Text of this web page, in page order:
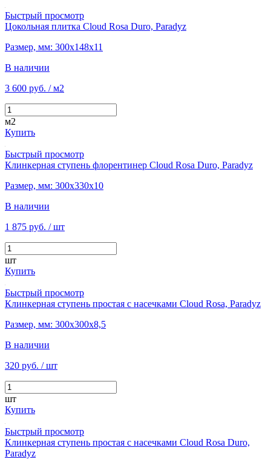
Быстрый просмотр
Цокольная плитка Cloud Rosa Duro, Paradyz
Размер, мм: 300х148х11
В наличии
3 600 руб. / м2
м2
Купить
Быстрый просмотр
Клинкерная ступень флорентинер Cloud Rosa Duro, Paradyz
Размер, мм: 300х330х10
В наличии
1 875 руб. / шт
шт
Купить
Быстрый просмотр
Клинкерная ступень простая с насечками Cloud Rosa, Paradyz
Размер, мм: 300х300х8,5
В наличии
320 руб. / шт
шт
Купить
Быстрый просмотр
Клинкерная ступень простая с насечками Cloud Rosa Duro,
Paradyz